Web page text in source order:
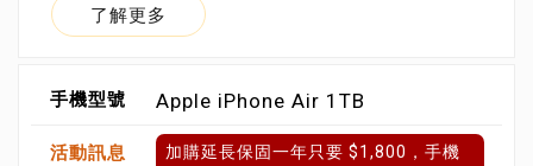
了解更多
Apple iPhone Air 1TB
加購延長保固一年只要 $1,800，手機